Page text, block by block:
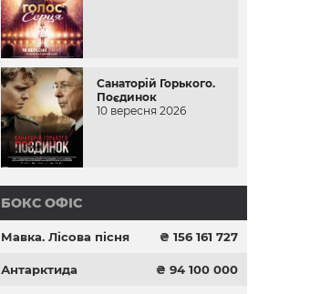
Санаторій Горького.
Поєдинок
10 вересня 2026
БОКС ОФІС
Мавка. Лісова пісня ₴ 156 161 727
Антарктида ₴ 94 100 000